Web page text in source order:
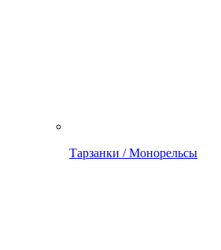
Тарзанки / Монорельсы